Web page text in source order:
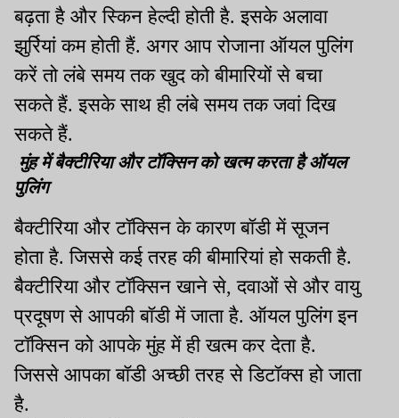
बढ़ता है और स्किन हेल्दी होती है. इसके अलावा
झुर्रियां कम होती हैं. अगर आप रोजाना ऑयल पुलिंग
करें तो लंबे समय तक खुद को बीमारियों से बचा
सकते हैं. इसके साथ ही लंबे समय तक जवां दिख
सकते हैं.
मुंह में बैक्टीरिया और टॉक्सिन को खत्म करता है ऑयल
पुलिंग
बैक्‍टीरिया और टॉक्सिन के कारण बॉडी में सूजन
होता है. जिससे कई तरह की बीमारियां हो सकती है.
बैक्टीरिया और टॉक्सिन खाने से, दवाओं से और वायु
प्रदूषण से आपकी बॉडी में जाता है. ऑयल पुलिंग इन
टॉक्सिन को आपके मुंह में ही खत्म कर देता है.
जिससे आपका बॉडी अच्‍छी तरह से डिटॉक्‍स हो जाता
है.